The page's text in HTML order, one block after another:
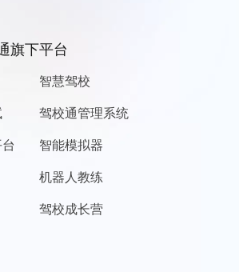
旗下平台
智慧驾校
驾校通管理系统
智能模拟器
机器人教练
驾校成长营